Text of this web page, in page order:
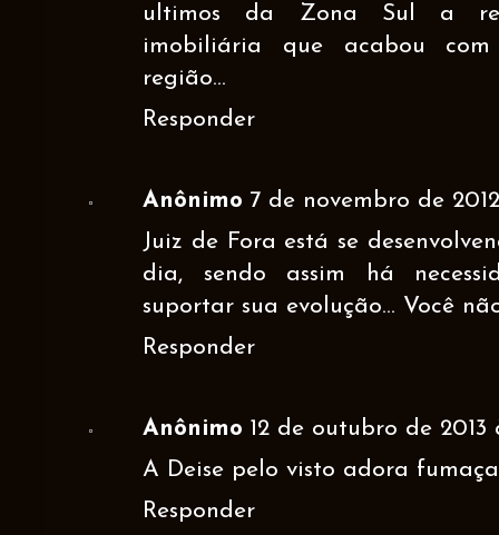
ultimos da Zona Sul a
imobiliária que acabou
região...
Responder
Anônimo 7 de novembro de
Juiz de Fora está se
dia, sendo assim há
suportar sua evolução... Você
Responder
Anônimo 12 de outubro de 2013
A Deise pelo visto adora
Responder